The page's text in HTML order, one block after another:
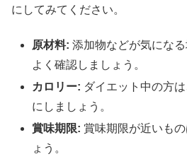
にしてみてください。
原材料: 添加物などが気にな
よく確認しましょう。
カロリー: ダイエット中の方
にしましょう。
賞味期限: 賞味期限が近いも
ょう。